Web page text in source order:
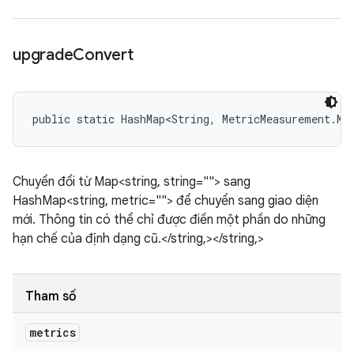
upgradeConvert
public static HashMap<String,
Chuyển đổi từ Map<string, string=""> sang
HashMap<string, metric=""> để chuyển sang giao diện
mới. Thông tin có thể chỉ được điền một phần do những
hạn chế của định dạng cũ.</string,></string,>
Tham số
metrics